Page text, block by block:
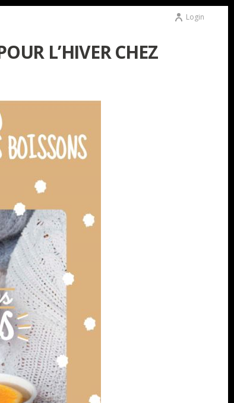
Login
L’HIVER CHEZ